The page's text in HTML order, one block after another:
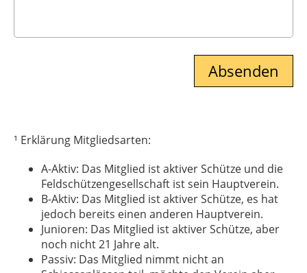
¹ Erklärung Mitgliedsarten:
A-Aktiv: Das Mitglied ist aktiver Schütze und die
Feldschützengesellschaft ist sein Hauptverein.
B-Aktiv: Das Mitglied ist aktiver Schütze, es hat
jedoch bereits einen anderen Hauptverein.
Junioren: Das Mitglied ist aktiver Schütze, aber
noch nicht 21 Jahre alt.
Passiv: Das Mitglied nimmt nicht an